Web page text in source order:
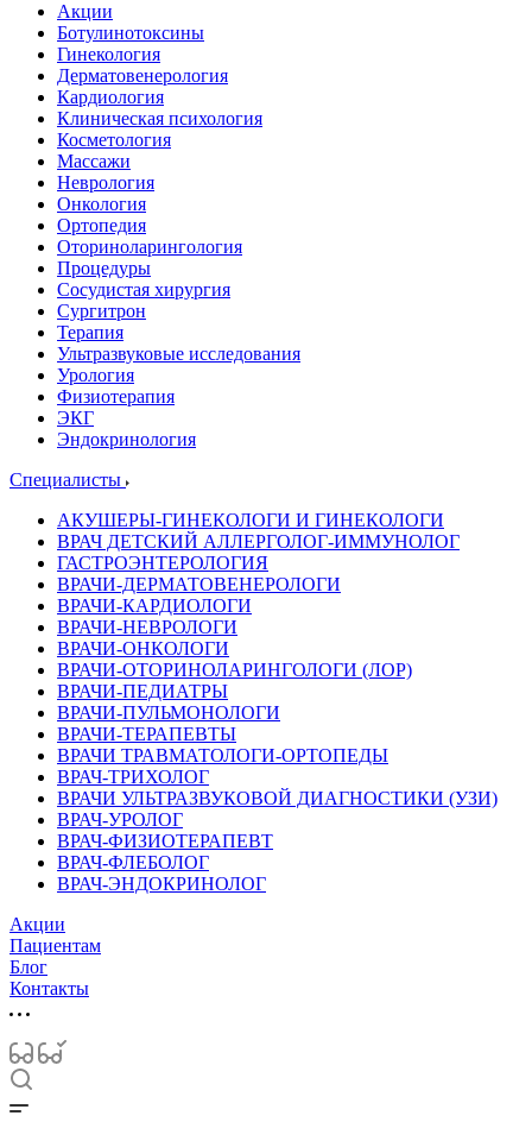
Акции
Ботулинотоксины
Гинекология
Дерматовенерология
Кардиология
Клиническая психология
Косметология
Массажи
Неврология
Онкология
Ортопедия
Оториноларингология
Процедуры
Сосудистая хирургия
Сургитрон
Терапия
Ультразвуковые исследования
Урология
Физиотерапия
ЭКГ
Эндокринология
Специалисты
АКУШЕРЫ-ГИНЕКОЛОГИ И ГИНЕКОЛОГИ
ВРАЧ ДЕТСКИЙ АЛЛЕРГОЛОГ-ИММУНОЛОГ
ГАСТРОЭНТЕРОЛОГИЯ
ВРАЧИ-ДЕРМАТОВЕНЕРОЛОГИ
ВРАЧИ-КАРДИОЛОГИ
ВРАЧИ-НЕВРОЛОГИ
ВРАЧИ-ОНКОЛОГИ
ВРАЧИ-ОТОРИНОЛАРИНГОЛОГИ (ЛОР)
ВРАЧИ-ПЕДИАТРЫ
ВРАЧИ-ПУЛЬМОНОЛОГИ
ВРАЧИ-ТЕРАПЕВТЫ
ВРАЧИ ТРАВМАТОЛОГИ-ОРТОПЕДЫ
ВРАЧ-ТРИХОЛОГ
ВРАЧИ УЛЬТРАЗВУКОВОЙ ДИАГНОСТИКИ (УЗИ)
ВРАЧ-УРОЛОГ
ВРАЧ-ФИЗИОТЕРАПЕВТ
ВРАЧ-ФЛЕБОЛОГ
ВРАЧ-ЭНДОКРИНОЛОГ
Акции
Пациентам
Блог
Контакты